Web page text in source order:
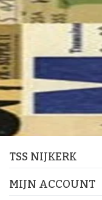
TSS NIJKERK
MIJN ACCOUNT